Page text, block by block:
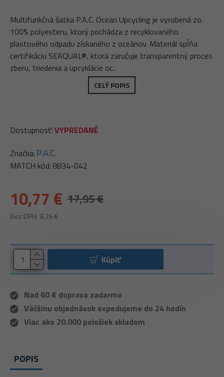
Multifunkčná šatka P.A.C. Ocean Upcycling je vyrobená zo
100% polyesteru, ktorý pochádza z recyklovaného
plastového odpadu získaného z oceánov. Materiál spĺňa
certifikáciu SEAQUAL®, ktorá zaručuje transparentný proces
zberu, triedenia a upcyklácie oc..
CELÝ POPIS
10,77 € 17,95 €
Bez DPH: 8,76 €
Dostupnosť:VYPREDANÉ
Značka: P.A.C.
MATCH kód: 8834-042
Kúpiť
Nad 60 € doprava zadarmo
Väčšinu objednávok expedujeme do 24 hodín
Viac ako 20.000 položiek skladom
POPIS